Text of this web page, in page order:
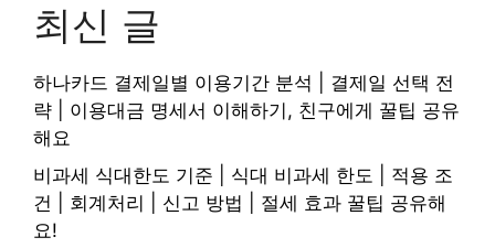
최신 글
하나카드 결제일별 이용기간 분석 | 결제일 선택 전
략 | 이용대금 명세서 이해하기, 친구에게 꿀팁 공유
해요
비과세 식대한도 기준 | 식대 비과세 한도 | 적용 조
건 | 회계처리 | 신고 방법 | 절세 효과 꿀팁 공유해
요!